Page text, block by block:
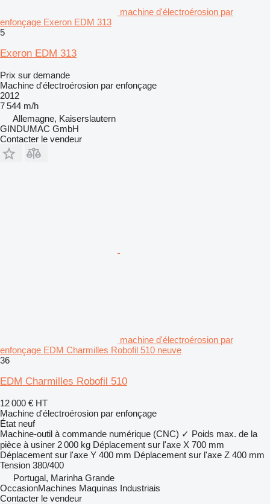
machine d'électroérosion par
enfonçage Exeron EDM 313
5
Exeron EDM 313
Prix sur demande
Machine d'électroérosion par enfonçage
2012
7 544 m/h
Allemagne, Kaiserslautern
GINDUMAC GmbH
Contacter le vendeur
machine d'électroérosion par
enfonçage EDM Charmilles Robofil 510 neuve
36
EDM Charmilles Robofil 510
12 000 € HT
Machine d'électroérosion par enfonçage
État neuf
Machine-outil à commande numérique (CNC) ✓ Poids max. de la
pièce à usiner 2 000 kg Déplacement sur l'axe X 700 mm
Déplacement sur l'axe Y 400 mm Déplacement sur l'axe Z 400 mm
Tension 380/400
Portugal, Marinha Grande
OccasionMachines Maquinas Industriais
Contacter le vendeur